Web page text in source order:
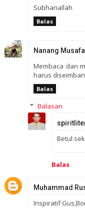
Subhanallah
Balas
Nanang Musafa
Membaca dan
harus
Balas
Balasan
Betul
Balas
Muhammad
Inspiratif